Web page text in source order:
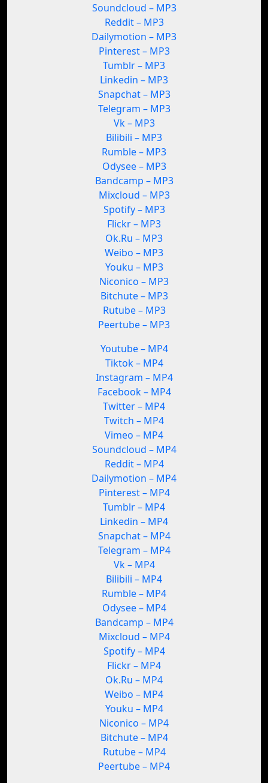
Soundcloud – MP3
Reddit – MP3
Dailymotion – MP3
Pinterest – MP3
Tumblr – MP3
Linkedin – MP3
Snapchat – MP3
Telegram – MP3
Vk – MP3
Bilibili – MP3
Rumble – MP3
Odysee – MP3
Bandcamp – MP3
Mixcloud – MP3
Spotify – MP3
Flickr – MP3
Ok.Ru – MP3
Weibo – MP3
Youku – MP3
Niconico – MP3
Bitchute – MP3
Rutube – MP3
Peertube – MP3
Youtube – MP4
Tiktok – MP4
Instagram – MP4
Facebook – MP4
Twitter – MP4
Twitch – MP4
Vimeo – MP4
Soundcloud – MP4
Reddit – MP4
Dailymotion – MP4
Pinterest – MP4
Tumblr – MP4
Linkedin – MP4
Snapchat – MP4
Telegram – MP4
Vk – MP4
Bilibili – MP4
Rumble – MP4
Odysee – MP4
Bandcamp – MP4
Mixcloud – MP4
Spotify – MP4
Flickr – MP4
Ok.Ru – MP4
Weibo – MP4
Youku – MP4
Niconico – MP4
Bitchute – MP4
Rutube – MP4
Peertube – MP4